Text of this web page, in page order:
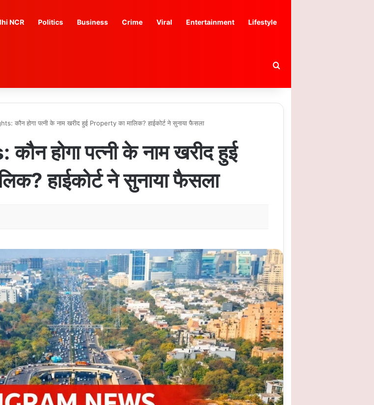
NCR Politics Business Crime Viral Entertainment Lifestyle
Search for
कौन होगा पत्नी के नाम खरीद हुई Property का मालिक? हाईकोर्ट ने सुनाया फैसला
होगा पत्नी के नाम खरीद हुई
हाईकोर्ट ने सुनाया फैसला